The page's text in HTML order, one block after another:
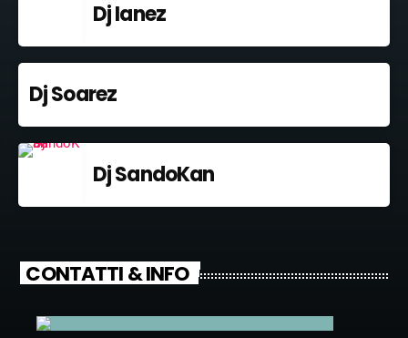
Dj Ianez
Dj Soarez
Dj SandoKan
CONTATTI & INFO